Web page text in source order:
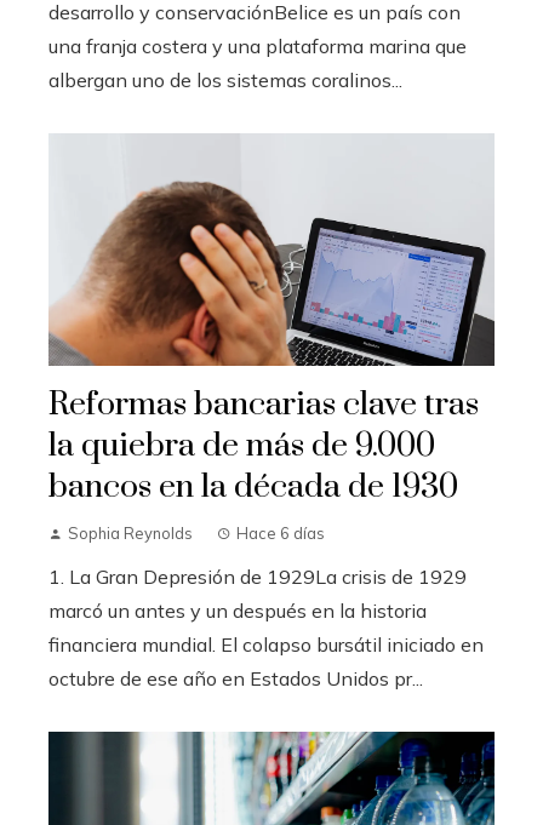
desarrollo y conservaciónBelice es un país con
una franja costera y una plataforma marina que
albergan uno de los sistemas coralinos...
Reformas bancarias clave tras
la quiebra de más de 9.000
bancos en la década de 1930
Sophia Reynolds Hace 6 días
1. La Gran Depresión de 1929La crisis de 1929
marcó un antes y un después en la historia
financiera mundial. El colapso bursátil iniciado en
octubre de ese año en Estados Unidos pr...